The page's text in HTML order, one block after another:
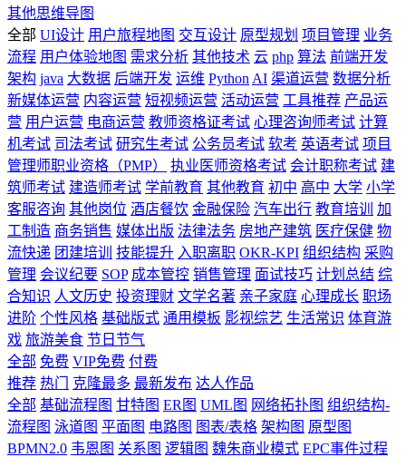
其他思维导图
全部 UI设计 用户旅程地图 交互设计 原型规划 项目管理 业务
流程 用户体验地图 需求分析 其他技术 云 php 算法 前端开发
架构 java 大数据 后端开发 运维 Python AI 渠道运营 数据分析
新媒体运营 内容运营 短视频运营 活动运营 工具推荐 产品运
营 用户运营 电商运营 教师资格证考试 心理咨询师考试 计算
机考试 司法考试 研究生考试 公务员考试 软考 英语考试 项目
管理师职业资格（PMP）
执业医师资格考试 会计职称考试 建
筑师考试 建造师考试 学前教育 其他教育 初中 高中 大学 小学
客服咨询 其他岗位 酒店餐饮 金融保险 汽车出行 教育培训
加
工制造 商务销售 媒体出版 法律法务 房地产建筑 医疗保健 物
流快递 团建培训 技能提升 入职离职 OKR-KPI 组织结构 采购
管理 会议纪要 SOP 成本管控 销售管理 面试技巧 计划总结 综
合知识 人文历史 投资理财 文学名著 亲子家庭 心理成长 职场
进阶 个性风格 基础版式 通用模板 影视综艺 生活常识 体育游
戏 旅游美食 节日节气
全部 免费 VIP免费 付费
推荐 热门 克隆最多 最新发布 达人作品
全部 基础流程图 甘特图 ER图 UML图 网络拓扑图 组织结构-
流程图 泳道图 平面图 电路图 图表/表格 架构图 原型图
BPMN2.0 韦恩图 关系图 逻辑图 魏朱商业模式 EPC事件过程